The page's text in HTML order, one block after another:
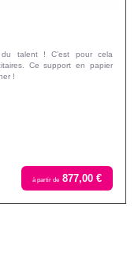
talent ! C’est pour cela
Ce support en papier
!
à partir de 877,00 €